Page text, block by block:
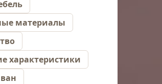
материалы
характеристики